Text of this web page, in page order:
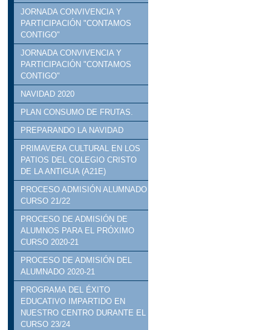
JORNADA CONVIVENCIA Y
PARTICIPACIÓN "CONTAMOS
CONTIGO"
JORNADA CONVIVENCIA Y
PARTICIPACIÓN "CONTAMOS
CONTIGO"
NAVIDAD 2020
PLAN CONSUMO DE FRUTAS.
PREPARANDO LA NAVIDAD
PRIMAVERA CULTURAL EN LOS
PATIOS DEL COLEGIO CRISTO
DE LA ANTIGUA (A21E)
PROCESO ADMISIÓN ALUMNADO
CURSO 21/22
PROCESO DE ADMISIÓN DE
ALUMNOS PARA EL PRÓXIMO
CURSO 2020-21
PROCESO DE ADMISIÓN DEL
ALUMNADO 2020-21
PROGRAMA DEL ÉXITO
EDUCATIVO IMPARTIDO EN
NUESTRO CENTRO DURANTE EL
CURSO 23/24